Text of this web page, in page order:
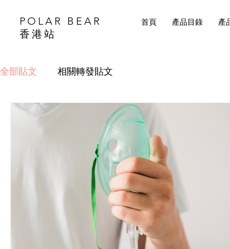
POLAR BEAR
香港站
首頁 產品目錄 產
全部貼文 相關轉發貼文